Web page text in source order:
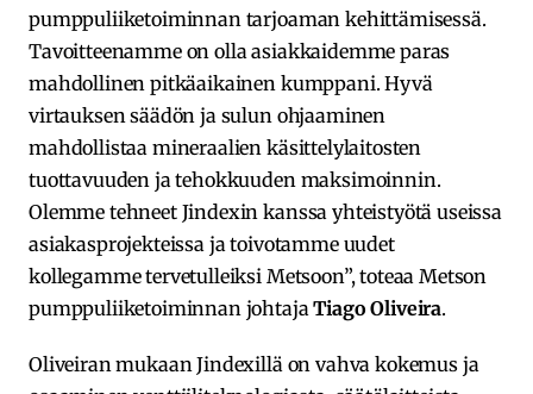
pumppuliiketoiminnan tarjoaman kehittämisessä.
Tavoitteenamme on olla asiakkaidemme paras
mahdollinen pitkäaikainen kumppani. Hyvä
virtauksen säädön ja sulun ohjaaminen
mahdollistaa mineraalien käsittelylaitosten
tuottavuuden ja tehokkuuden maksimoinnin.
Olemme tehneet Jindexin kanssa yhteistyötä useissa
asiakasprojekteissa ja toivotamme uudet
kollegamme tervetulleiksi Metsoon”, toteaa Metson
pumppuliiketoiminnan johtajaTiago Oliveira.
Oliveiran mukaan Jindexillä on vahva kokemus ja